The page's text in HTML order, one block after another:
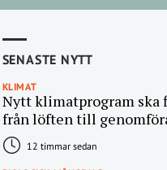
SENASTE NYTT
KLIMAT
Nytt klimatprogram ska
från löften till
12 timmar sedan